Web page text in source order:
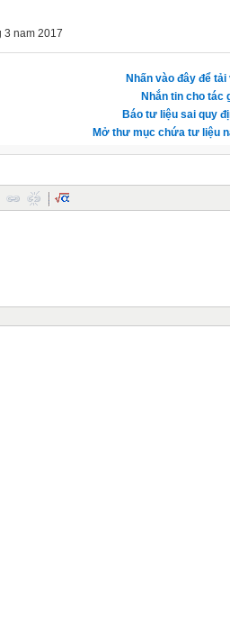
3 nam 2017
Nhấn vào đây để tải
Nhắn tin cho tác
Báo tư liệu sai quy
Mở thư mục chứa tư liệu